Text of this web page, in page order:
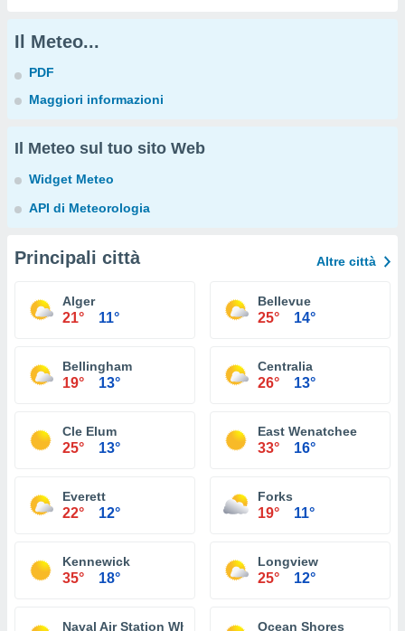
Il Meteo...
PDF
Maggiori informazioni
Il Meteo sul tuo sito Web
Widget Meteo
API di Meteorologia
Principali città Altre città
Alger
21° 11°
Bellevue
25° 14°
Bellingham
19° 13°
Centralia
26° 13°
Cle Elum
25° 13°
East Wenatchee
33° 16°
Everett
22° 12°
Forks
19° 11°
Kennewick
35° 18°
Longview
25° 12°
Naval Air Station Whidbey IslandOcean Shores